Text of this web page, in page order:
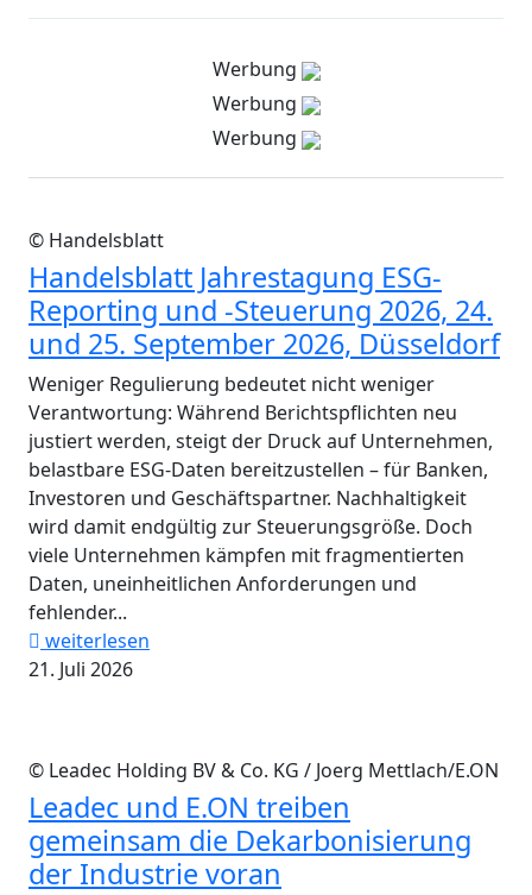
Werbung
Werbung
Werbung
© Handelsblatt
Handelsblatt Jahrestagung ESG-
Reporting und -Steuerung 2026, 24.
und 25. September 2026, Düsseldorf
Weniger Regulierung bedeutet nicht weniger
Verantwortung: Während Berichtspflichten neu
justiert werden, steigt der Druck auf Unternehmen,
belastbare ESG-Daten bereitzustellen – für Banken,
Investoren und Geschäftspartner. Nachhaltigkeit
wird damit endgültig zur Steuerungsgröße. Doch
viele Unternehmen kämpfen mit fragmentierten
Daten, uneinheitlichen Anforderungen und
fehlender...
weiterlesen
21. Juli 2026
© Leadec Holding BV & Co. KG / Joerg Mettlach/E.ON
Leadec und E.ON treiben
gemeinsam die Dekarbonisierung
der Industrie voran